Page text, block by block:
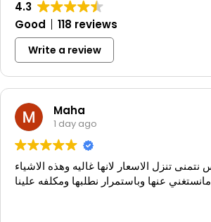
4.3
Good
118 reviews
Write a review
Maha
1 day ago
وصلت تمام بس نتمنى تنزل الاسعار لانها غاليه وهذه الاشياء
مانستغني عنها وباستمرار نطلبها ومكلفه علينا